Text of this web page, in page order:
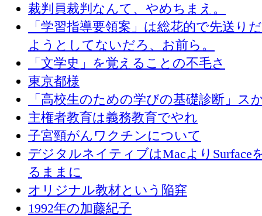
裁判員裁判なんて、やめちまえ。
「学習指導要領案」は総花的で先送り
ようとしてないだろ、お前ら。
「文学史」を覚えることの不毛さ
東京都様
「高校生のための学びの基礎診断」ス
主権者教育は義務教育でやれ
子宮頸がんワクチンについて
デジタルネイティブはMacよりSurface
るままに
オリジナル教材という陥穽
1992年の加藤紀子